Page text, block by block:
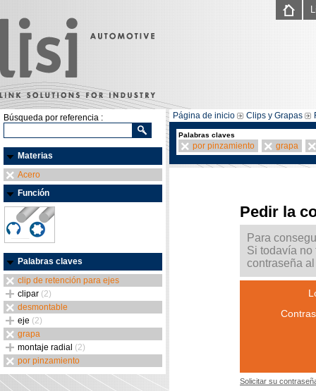
Búsqueda por referencia :
Materias
Acero
Función
Palabras claves
clip de retención para ejes
clipar (2)
desmontable
eje (2)
grapa
montaje radial (2)
por pinzamiento
Página de inicio Clips y Grapas
Palabras claves
por pinzamiento grapa
Pedir la
Para
Si todavía no
contraseña
Solicitar su